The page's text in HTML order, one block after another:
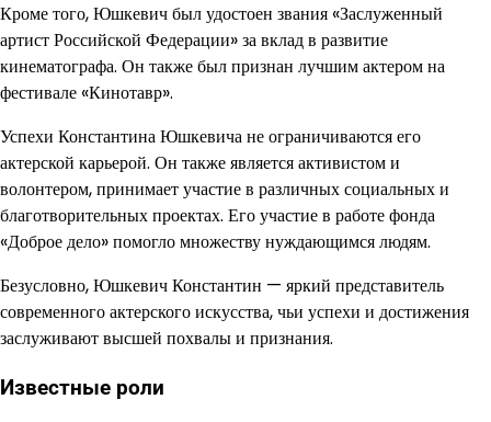
Кроме того, Юшкевич был удостоен звания «Заслуженный
артист Российской Федерации» за вклад в развитие
кинематографа. Он также был признан лучшим актером на
фестивале «Кинотавр».
Успехи Константина Юшкевича не ограничиваются его
актерской карьерой. Он также является активистом и
волонтером, принимает участие в различных социальных и
благотворительных проектах. Его участие в работе фонда
«Доброе дело» помогло множеству нуждающимся людям.
Безусловно, Юшкевич Константин — яркий представитель
современного актерского искусства, чьи успехи и достижения
заслуживают высшей похвалы и признания.
Известные роли